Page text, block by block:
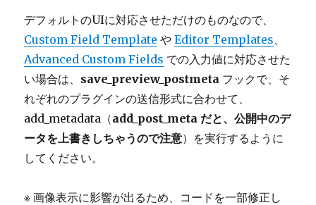
デフォルトのUIに対応させただけのものなので、
Custom Field Template やEditor Templates、
Advanced Custom Fields での入力値に対応させた
い場合は、 save_preview_postmeta フックで、そ
れぞれのプラグインの送信形式に合わせて、
add_metadata（add_post_meta だと、公開中のデ
ータを上書きしちゃうので注意）を実行するように
してください。
※ 画像表示に影響が出るため、コードを一部修正し